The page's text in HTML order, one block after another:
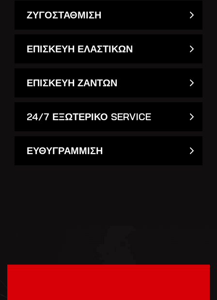
ΖΥΓΟΣΤΑΘΜΙΣΗ
ΕΠΙΣΚΕΥΗ ΕΛΑΣΤΙΚΩΝ
ΕΠΙΣΚΕΥΗ ΖΑΝΤΩΝ
24/7 ΕΞΩΤΕΡΙΚΟ SERVICE
ΕΥΘΥΓΡΑΜΜΙΣΗ